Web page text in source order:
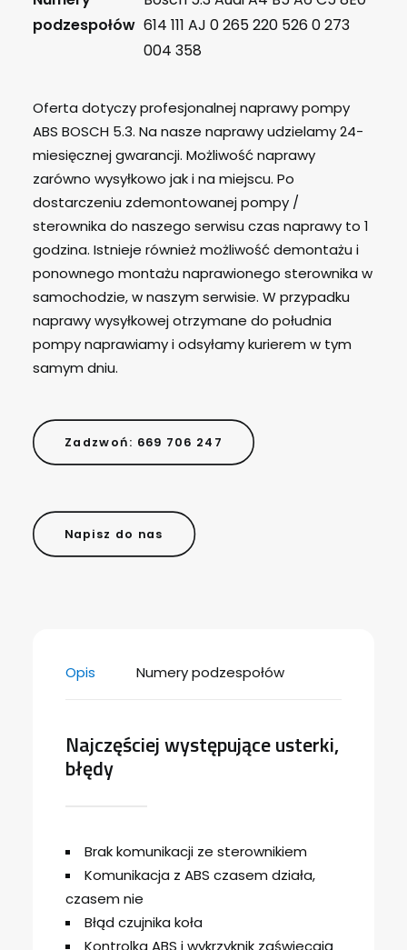
podzespołów 614 111 AJ 0 265 220 526 0 273
004 358
Oferta dotyczy profesjonalnej naprawy pompy
ABS BOSCH 5.3. Na nasze naprawy udzielamy 24-
miesięcznej gwarancji. Możliwość naprawy
zarówno wysyłkowo jak i na miejscu. Po
dostarczeniu zdemontowanej pompy /
sterownika do naszego serwisu czas naprawy to 1
godzina. Istnieje również możliwość demontażu i
ponownego montażu naprawionego sterownika w
samochodzie, w naszym serwisie. W przypadku
naprawy wysyłkowej otrzymane do południa
pompy naprawiamy i odsyłamy kurierem w tym
samym dniu.
Zadzwoń: 669 706 247
Napisz do nas
Opis Numery podzespołów
Najczęściej występujące usterki,
błędy
Brak komunikacji ze sterownikiem
Komunikacja z ABS czasem działa,
czasem nie
Błąd czujnika koła
Kontrolka ABS i wykrzyknik zaświecają